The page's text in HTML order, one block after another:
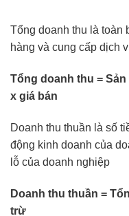
Tổng doanh thu là toàn
hàng và cung cấp dịch
Tổng doanh thu =
x giá bán
Doanh thu thuần là số
động kinh doanh của
lỗ của doanh nghiệp
Doanh thu thuần =
trừ